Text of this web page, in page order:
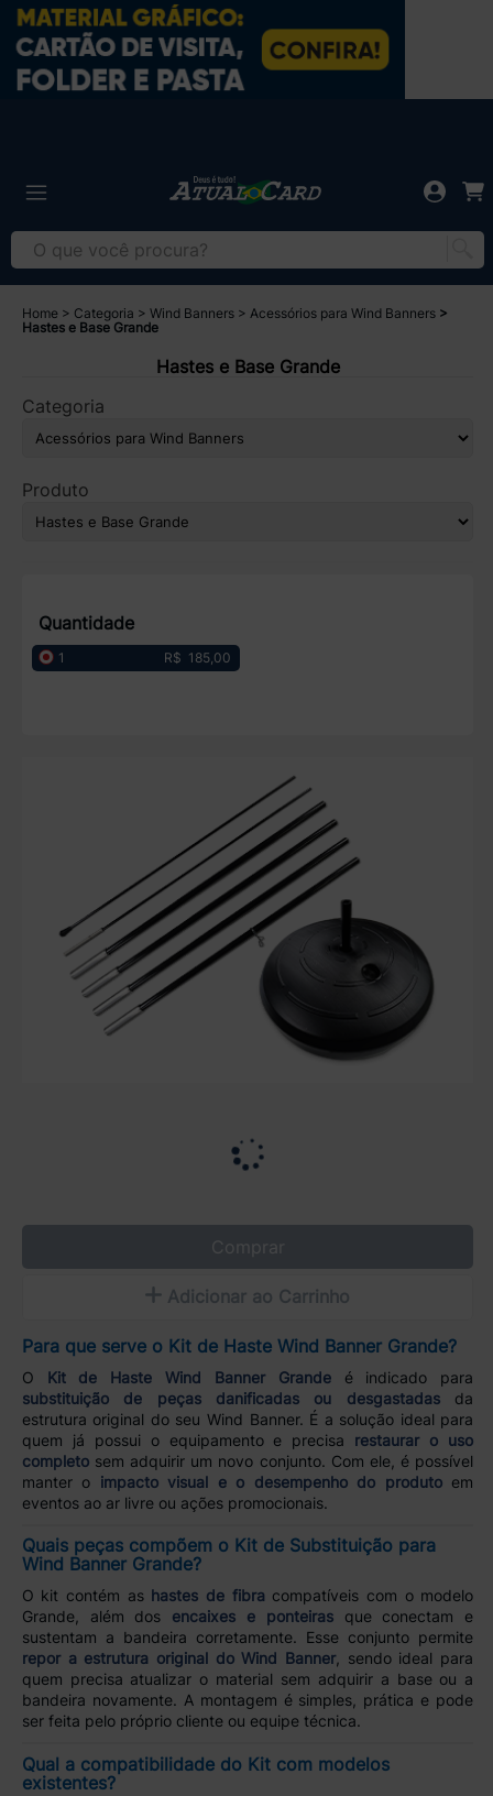
Home Categoria Wind Banners
Acessórios para Wind Banners
Hastes e Base Grande
Hastes e Base Grande
Categoria
Produto
Quantidade
1 R$ 185,00
Comprar
Adicionar ao Carrinho
Para que serve o Kit de Haste Wind Banner Grande?
O Kit de Haste Wind Banner Grandeé indicado para
substituição de peças danificadas ou desgastadasda
estrutura original do seu Wind Banner. É a solução ideal para
quem já possui o equipamento e precisa restaurar o uso
completosem adquirir um novo conjunto. Com ele, é possível
manter o impacto visual e o desempenho do produtoem
eventos ao ar livre ou ações promocionais.
Quais peças compõem o Kit de Substituição para
Wind Banner Grande?
O kit contém as hastes de fibra compatíveis com o modelo
Grande, além dos encaixes e ponteirasque conectam e
sustentam a bandeira corretamente. Esse conjunto permite
repor a estrutura original do Wind Banner, sendo ideal para
quem precisa atualizar o material sem adquirir a base ou a
bandeira novamente. A montagem é simples, prática e pode
ser feita pelo próprio cliente ou equipe técnica.
Qual a compatibilidade do Kit com modelos
existentes?